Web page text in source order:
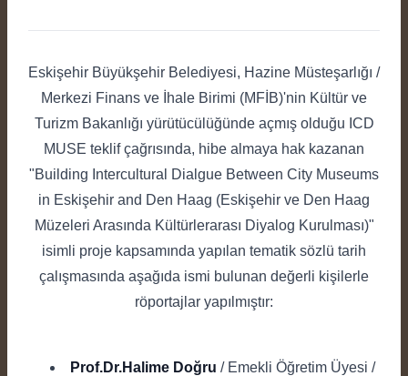
Eskişehir Büyükşehir Belediyesi, Hazine Müsteşarlığı /
Merkezi Finans ve İhale Birimi (MFİB)'nin Kültür ve
Turizm Bakanlığı yürütücülüğünde açmış olduğu ICD
MUSE teklif çağrısında, hibe almaya hak kazanan
"Building Intercultural Dialgue Between City Museums
in Eskişehir and Den Haag (Eskişehir ve Den Haag
Müzeleri Arasında Kültürlerarası Diyalog Kurulması)"
isimli proje kapsamında yapılan tematik sözlü tarih
çalışmasında aşağıda ismi bulunan değerli kişilerle
röportajlar yapılmıştır:
Prof.Dr.Halime Doğru / Emekli Öğretim Üyesi /